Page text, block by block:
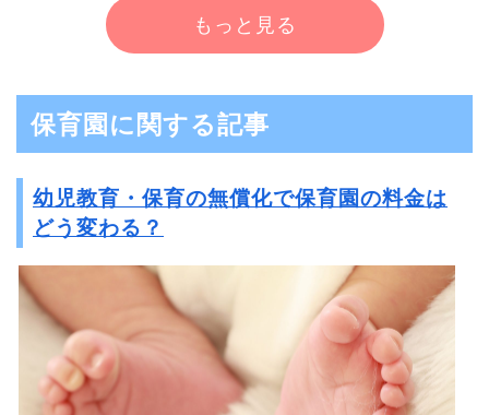
もっと見る
保育園に関する記事
幼児教育・保育の無償化で保育園の料金は
どう変わる？